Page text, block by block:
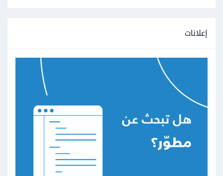
إعلانات